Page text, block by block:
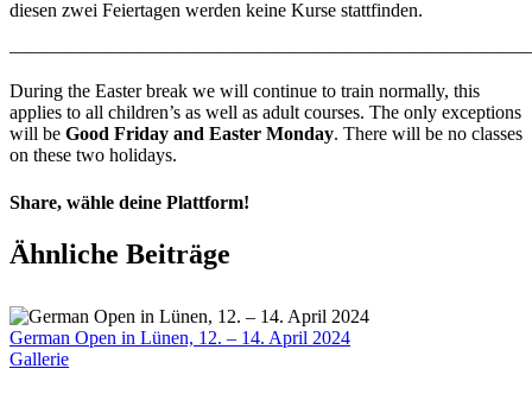
diesen zwei Feiertagen werden keine Kurse stattfinden.
During the Easter break we will continue to train normally, this
applies to all children’s as well as adult courses. The only exceptions
will be Good Friday and Easter Monday. There will be no classes
on these two holidays.
Share, wähle deine Plattform!
Facebook
X
Reddit
LinkedIn
Pinterest
E-
Mail
Ähnliche Beiträge
German Open in Lünen, 12. – 14. April 2024
Gallerie